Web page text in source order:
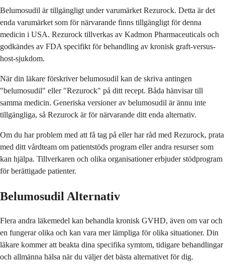
Belumosudil är tillgängligt under varumärket Rezurock. Detta är det
enda varumärket som för närvarande finns tillgängligt för denna
medicin i USA. Rezurock tillverkas av Kadmon Pharmaceuticals och
godkändes av FDA specifikt för behandling av kronisk graft-versus-
host-sjukdom.
När din läkare förskriver belumosudil kan de skriva antingen
"belumosudil" eller "Rezurock" på ditt recept. Båda hänvisar till
samma medicin. Generiska versioner av belumosudil är ännu inte
tillgängliga, så Rezurock är för närvarande ditt enda alternativ.
Om du har problem med att få tag på eller har råd med Rezurock, prata
med ditt vårdteam om patientstöds program eller andra resurser som
kan hjälpa. Tillverkaren och olika organisationer erbjuder stödprogram
för berättigade patienter.
Belumosudil Alternativ
Flera andra läkemedel kan behandla kronisk GVHD, även om var och
en fungerar olika och kan vara mer lämpliga för olika situationer. Din
läkare kommer att beakta dina specifika symtom, tidigare behandlingar
och allmänna hälsa när du väljer det bästa alternativet för dig.